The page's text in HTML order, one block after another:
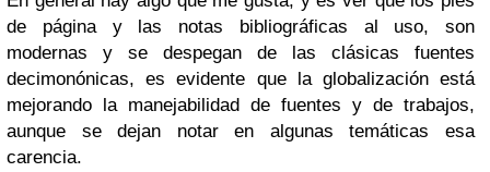
de página y las notas bibliográficas al uso, son
modernas y se despegan de las clásicas fuentes
decimonónicas, es evidente que la globalización está
mejorando la manejabilidad de fuentes y de trabajos,
aunque se dejan notar en algunas temáticas esa
carencia.